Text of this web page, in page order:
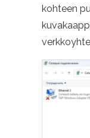
kohteen